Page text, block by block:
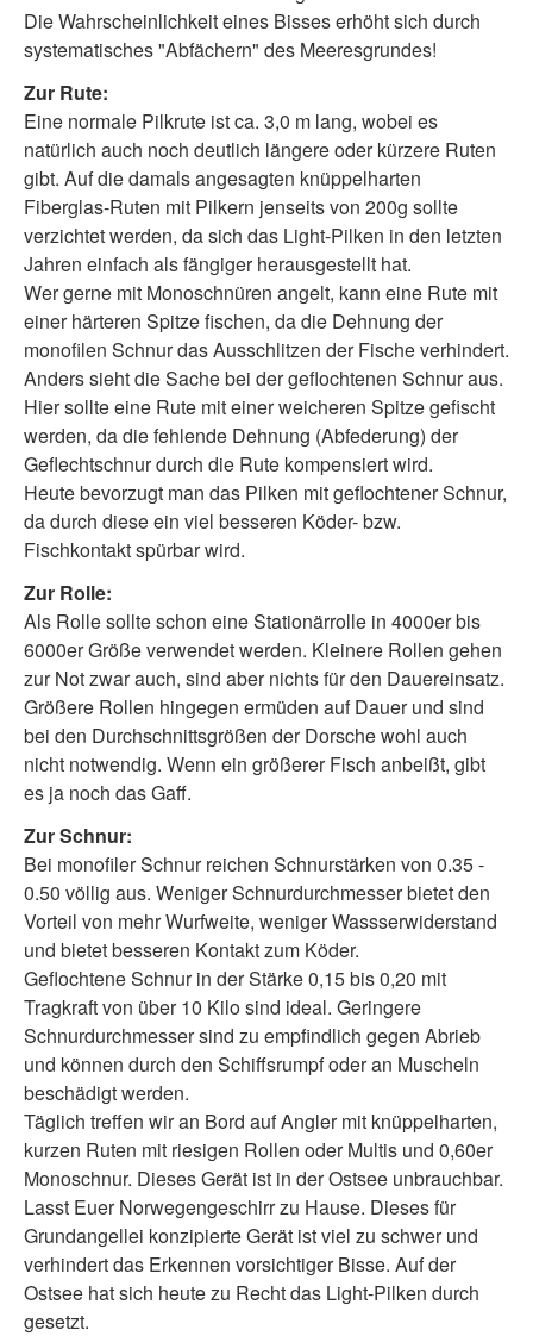
Die Wahrscheinlichkeit eines Bisses erhöht sich durch
systematisches "Abfächern" des Meeresgrundes!
Zur Rute:
Eine normale Pilkrute ist ca. 3,0 m lang, wobei es
natürlich auch noch deutlich längere oder kürzere Ruten
gibt. Auf die damals angesagten knüppelharten
Fiberglas-Ruten mit Pilkern jenseits von 200g sollte
verzichtet werden, da sich das Light-Pilken in den letzten
Jahren einfach als fängiger herausgestellt hat.
Wer gerne mit Monoschnüren angelt, kann eine Rute mit
einer härteren Spitze fischen, da die Dehnung der
monofilen Schnur das Ausschlitzen der Fische verhindert.
Anders sieht die Sache bei der geflochtenen Schnur aus.
Hier sollte eine Rute mit einer weicheren Spitze gefischt
werden, da die fehlende Dehnung (Abfederung) der
Geflechtschnur durch die Rute kompensiert wird.
Heute bevorzugt man das Pilken mit geflochtener Schnur,
da durch diese ein viel besseren Köder- bzw.
Fischkontakt spürbar wird.
Zur Rolle:
Als Rolle sollte schon eine Stationärrolle in 4000er bis
6000er Größe verwendet werden. Kleinere Rollen gehen
zur Not zwar auch, sind aber nichts für den Dauereinsatz.
Größere Rollen hingegen ermüden auf Dauer und sind
bei den Durchschnittsgrößen der Dorsche wohl auch
nicht notwendig. Wenn ein größerer Fisch anbeißt, gibt
es ja noch das Gaff.
Zur Schnur:
Bei monofiler Schnur reichen Schnurstärken von 0.35 -
0.50 völlig aus. Weniger Schnurdurchmesser bietet den
Vorteil von mehr Wurfweite, weniger Wassserwiderstand
und bietet besseren Kontakt zum Köder.
Geflochtene Schnur in der Stärke 0,15 bis 0,20 mit
Tragkraft von über 10 Kilo sind ideal. Geringere
Schnurdurchmesser sind zu empfindlich gegen Abrieb
und können durch den Schiffsrumpf oder an Muscheln
beschädigt werden.
Täglich treffen wir an Bord auf Angler mit knüppelharten,
kurzen Ruten mit riesigen Rollen oder Multis und 0,60er
Monoschnur. Dieses Gerät ist in der Ostsee unbrauchbar.
Lasst Euer Norwegengeschirr zu Hause. Dieses für
Grundangellei konzipierte Gerät ist viel zu schwer und
verhindert das Erkennen vorsichtiger Bisse. Auf der
Ostsee hat sich heute zu Recht das Light-Pilken durch
gesetzt.